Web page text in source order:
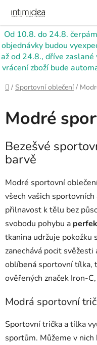
obsah
Od 10.8. do 24.8.
objednávky budou
až od 24.8., dříve
vrácení zboží bude
Domů
/ Sportovní oblečení /
Modré
Bezešvé
barvě
Modré sportovní
všech vašich
přilnavost k tělu bez
svobodu pohybu a
tkanina udržuje pokožku
zanechává pocit
oblíbená sportovní tílka,
ověřených značek Iron-
Modrá sportovní
Sportovní trička a tílka
sportům. Můžeme v